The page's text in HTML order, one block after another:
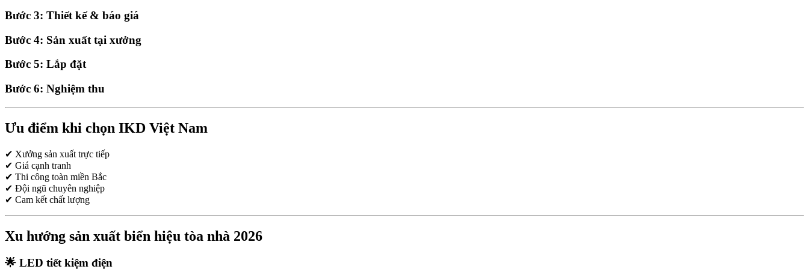
Bước 3: Thiết kế & báo giá
Bước 4: Sản xuất tại xưởng
Bước 5: Lắp đặt
Bước 6: Nghiệm thu
Ưu điểm khi chọn IKD Việt Nam
✔ Xưởng sản xuất trực tiếp
✔ Giá cạnh tranh
✔ Thi công toàn miền Bắc
✔ Đội ngũ chuyên nghiệp
✔ Cam kết chất lượng
Xu hướng sản xuất biển hiệu tòa nhà 2026
🌟 LED tiết kiệm điện